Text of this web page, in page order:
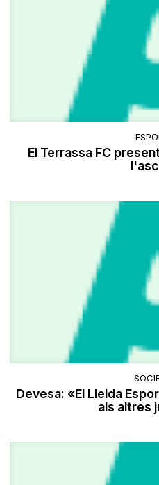
El Terrassa FC
Devesa: «El Lleida
als altres